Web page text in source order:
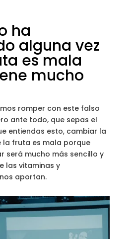
ha
alguna vez
es mala
mucho
romper con este falso
ante todo, que sepas el
entiendas esto, cambiar la
la fruta es mala porque
será mucho más sencillo y
las vitaminas y
aportan.